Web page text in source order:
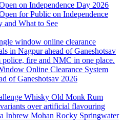
for Public on Independence
and What to See
Online Clearance System
of Ganeshotsav 2026